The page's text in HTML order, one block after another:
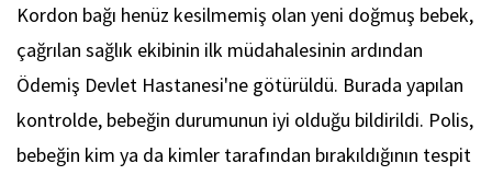
Kordon bağı henüz kesilmemiş olan yeni doğmuş bebek,
çağrılan sağlık ekibinin ilk müdahalesinin ardından
Ödemiş Devlet Hastanesi'ne götürüldü. Burada yapılan
kontrolde, bebeğin durumunun iyi olduğu bildirildi. Polis,
bebeğin kim ya da kimler tarafından bırakıldığının tespit